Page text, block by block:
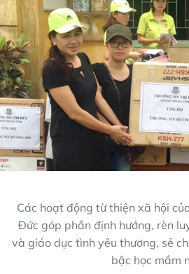
Các hoạt động từ thiện xã hội
Đức góp phần định hướng, rèn
và giáo dục tình yêu thương, sẻ
bậc học mầm